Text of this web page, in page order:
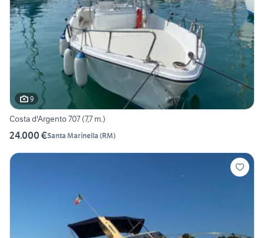
9
Costa d'Argento 707 (7,7 m.)
24.000 €Santa Marinella (RM)